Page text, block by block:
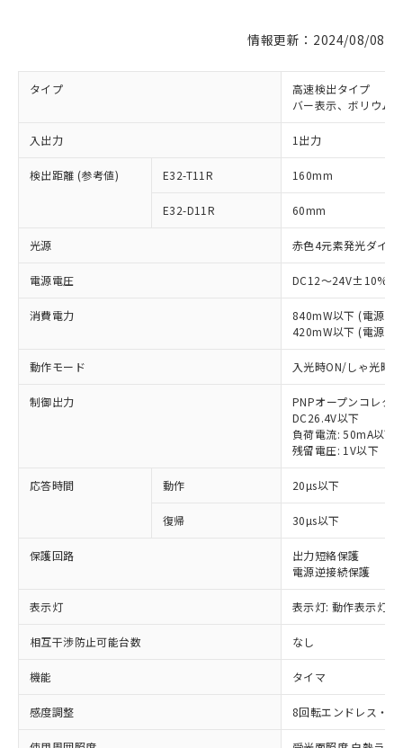
情報更新：2024/08/08
タイプ
高速検出タイプ
バー表示、ボリウム
入出力 1出力
検出距離 (参考値) E32-T11R 160mm
E32-D11R 60mm
光源 赤色4元素発光ダイ
電源電圧 DC12～24V±10%
消費電力
840mW以下 (電源電
420mW以下 (電源電
動作モード 入光時ON/しゃ光時
制御出力
PNPオープンコレクタ
DC26.4V以下
負荷電流: 50mA以下
残留電圧: 1V以下
応答時間 動作 20µs以下
復帰 30µs以下
保護回路
出力短絡保護
電源逆接続保護
表示灯 表示灯: 動作表示灯(
相互干渉防止可能台数 なし
機能 タイマ
感度調整 8回転エンドレス・
対応済み：EU RoHS指令（10物質）の
非含有に対応した製品が提供可能な商品で